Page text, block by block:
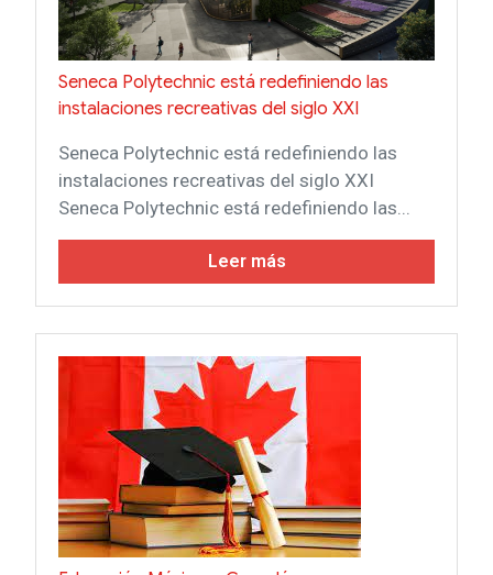
Seneca Polytechnic está redefiniendo las
instalaciones recreativas del siglo XXI
Seneca Polytechnic está redefiniendo las
instalaciones recreativas del siglo XXI
Seneca Polytechnic está redefiniendo las...
Leer más